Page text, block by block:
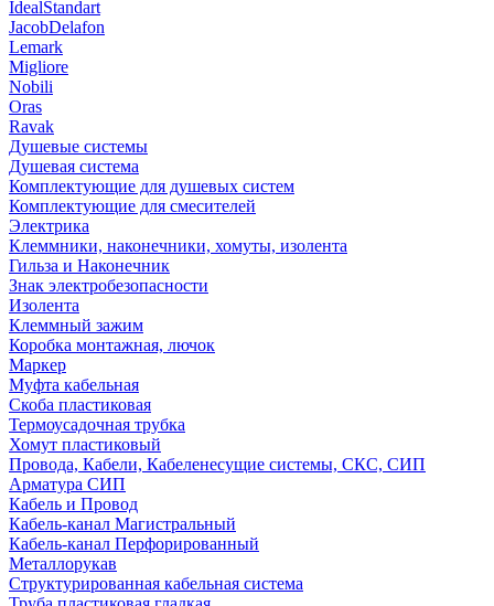
IdealStandart
JacobDelafon
Lemark
Migliore
Nobili
Oras
Ravak
Душевые системы
Душевая система
Комплектующие для душевых систем
Комплектующие для смесителей
Электрика
Клеммники, наконечники, хомуты, изолента
Гильза и Наконечник
Знак электробезопасности
Изолента
Клеммный зажим
Коробка монтажная, лючок
Маркер
Муфта кабельная
Скоба пластиковая
Термоусадочная трубка
Хомут пластиковый
Провода, Кабели, Кабеленесущие системы, СКС, СИП
Арматура СИП
Кабель и Провод
Кабель-канал Магистральный
Кабель-канал Перфорированный
Металлорукав
Структурированная кабельная система